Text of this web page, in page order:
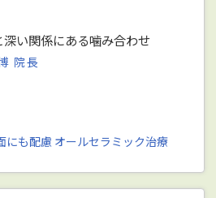
い関係にある噛み合わせ
院長
にも配慮 オールセラミック治療